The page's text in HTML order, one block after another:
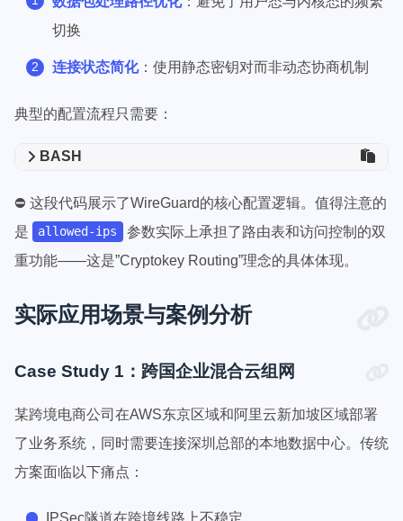
切换
连接状态简化：使用静态密钥对而非动态协商机制
典型的配置流程只需要：
BASH
⛔ 这段代码展示了WireGuard的核心配置逻辑。值得注意的
是
allowed-ips
参数实际上承担了路由表和访问控制的双
重功能——这是”Cryptokey Routing”理念的具体体现。
实际应用场景与案例分析
Case Study 1：跨国企业混合云组网
某跨境电商公司在AWS东京区域和阿里云新加坡区域部署
了业务系统，同时需要连接深圳总部的本地数据中心。传统
方案面临以下痛点：
IPSec隧道在跨境线路上不稳定